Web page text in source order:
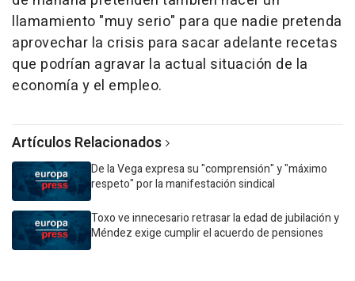
llamamiento "muy serio" para que nadie pretenda
aprovechar la crisis para sacar adelante recetas
que podrían agravar la actual situación de la
economía y el empleo.
Artículos Relacionados
De la Vega expresa su "comprensión" y "máximo
respeto" por la manifestación sindical
Toxo ve innecesario retrasar la edad de jubilación y
Méndez exige cumplir el acuerdo de pensiones